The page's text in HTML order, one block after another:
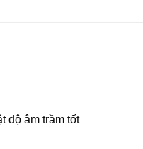
độ âm trầm tốt